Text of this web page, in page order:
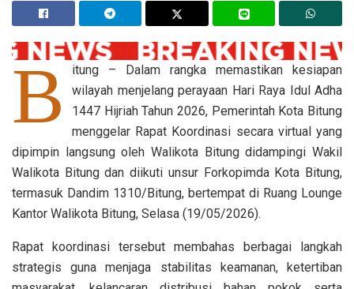
B
itung – Dalam rangka memastikan kesiapan
wilayah menjelang perayaan Hari Raya Idul Adha
1447 Hijriah Tahun 2026, Pemerintah Kota Bitung
menggelar Rapat Koordinasi secara virtual yang
dipimpin langsung oleh Walikota Bitung didampingi Wakil
Walikota Bitung dan diikuti unsur Forkopimda Kota Bitung,
termasuk Dandim 1310/Bitung, bertempat di Ruang Lounge
Kantor Walikota Bitung, Selasa (19/05/2026).
Rapat koordinasi tersebut membahas berbagai langkah
strategis guna menjaga stabilitas keamanan, ketertiban